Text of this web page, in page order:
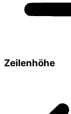
Zeilenhöhe